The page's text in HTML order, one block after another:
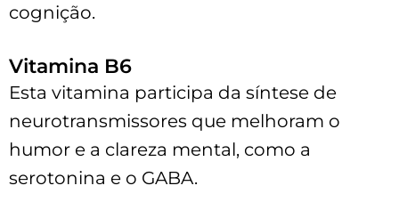
cognição.
Vitamina B6
Esta vitamina participa da síntese de
neurotransmissores que melhoram o
humor e a clareza mental, como a
serotonina e o GABA.